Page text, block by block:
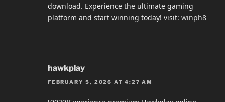
download. Experience the ultimate gaming
platform and start winning today! visit: winph8
hawkplay
FEBRUARY 5, 2026 AT 4:27 AM